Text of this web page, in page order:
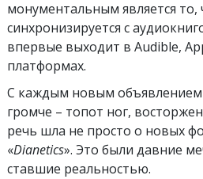
монументальным является то,
синхронизируется с
впервые выходит в Audible,
платформах.
С каждым новым объявлением
громче – топот ног,
речь шла не просто о новых
«Dianetics». Это были давние
ставшие реальностью.